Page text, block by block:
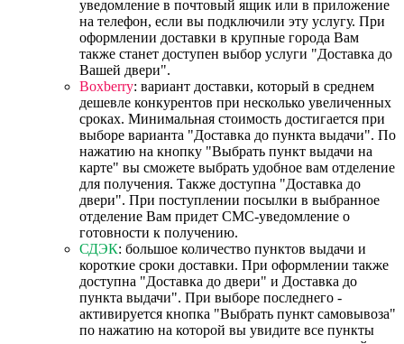
уведомление в почтовый ящик или в приложение
на телефон, если вы подключили эту услугу. При
оформлении доставки в крупные города Вам
также станет доступен выбор услуги "Доставка до
Вашей двери".
Boxberry: вариант доставки, который в среднем
дешевле конкурентов при несколько увеличенных
сроках. Минимальная стоимость достигается при
выборе варианта "Доставка до пункта выдачи". По
нажатию на кнопку "Выбрать пункт выдачи на
карте" вы сможете выбрать удобное вам отделение
для получения. Также доступна "Доставка до
двери". При поступлении посылки в выбранное
отделение Вам придет СМС-уведомление о
готовности к получению.
СДЭК: большое количество пунктов выдачи и
короткие сроки доставки. При оформлении также
доступна "Доставка до двери" и Доставка до
пункта выдачи". При выборе последнего -
активируется кнопка "Выбрать пункт самовывоза"
по нажатию на которой вы увидите все пункты